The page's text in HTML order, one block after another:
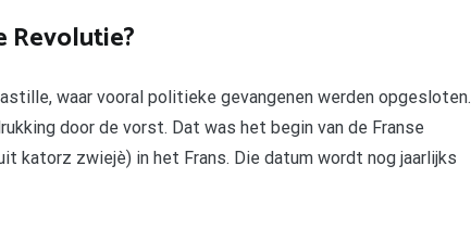
Revolutie?
waar vooral politieke gevangenen werden opgesloten.
door de vorst. Dat was het begin van de Franse
katorz zwiejè) in het Frans. Die datum wordt nog jaarlijks